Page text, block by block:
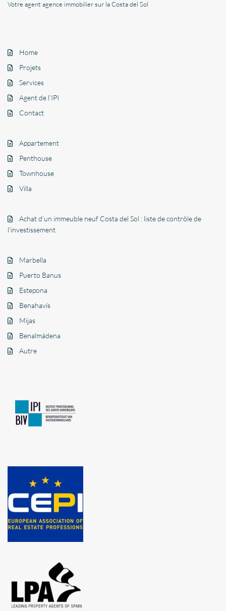
Votre agent agence immobilier sur la Costa del Sol
Home
Projets
Services
Agent de l’IPI
Contact
Appartement
Penthouse
Townhouse
Villa
Achat d’un immeuble neuf Costa del Sol : liste de contrôle de
l’investissement
Marbella
Puerto Banus
Estepona
Benahavís
Mijas
Benalmádena
Autre